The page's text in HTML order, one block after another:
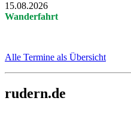
15.08.2026
Wanderfahrt
Alle Termine als Übersicht
rudern.de